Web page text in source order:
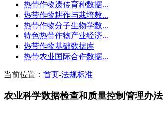
热带作物遗传育种数据...
热带作物耕作与栽培数...
热带作物分子生物学数...
特色热带作物产业经济...
热带作物基础数据库
热带农业国际合作数据...
当前位置： 首页-法规标准
农业科学数据检查和质量控制管理办法